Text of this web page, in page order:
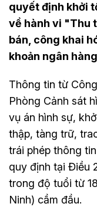
quyết định khởi
về hành vi "Thu
bán, công khai
khoản ngân
Thông tin từ
Phòng Cảnh sát
vụ án hình sự,
thập, tàng trữ,
trái phép thông
quy định tại Điều
trong độ tuổi từ
Ninh) cầm đầu.